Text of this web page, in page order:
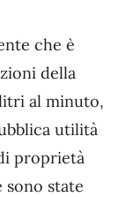
che è
della
al minuto,
utilità
proprietà
state